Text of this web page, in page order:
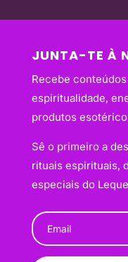
JUNTA-TE À
Recebe
espiritualidade,
produtos
Sê o primeiro a
rituais espirituais,
especiais do